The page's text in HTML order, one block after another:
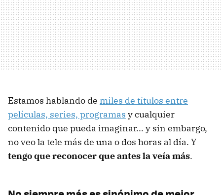
Estamos hablando de miles de títulos entre
películas, series, programas y cualquier
contenido que pueda imaginar... y sin embargo,
no veo la tele más de una o dos horas al día. Y
tengo que reconocer que antes la veía más.